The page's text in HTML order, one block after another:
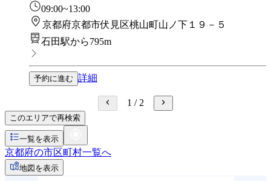
09:00~13:00
京都府京都市伏見区桃山町山ノ下１９－５
石田駅から795m
予約に進む 詳細
1 / 2
このエリアで再検索
一覧を表示
京都府の市区町村一覧へ
地図を表示